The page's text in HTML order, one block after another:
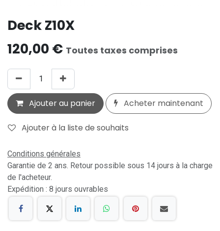
Deck Z10X
120,00 € Toutes taxes comprises
Ajouter au panier Acheter maintenant
Ajouter à la liste de souhaits
Conditions générales
Garantie de 2 ans. Retour possible sous 14 jours à la charge
de l'acheteur.
Expédition : 8 jours ouvrables